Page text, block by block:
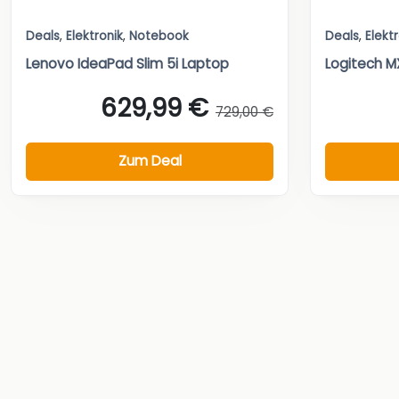
Deals, Elektronik, Notebook
Lenovo IdeaPad Slim 5i Laptop
629,99 € 729,00 €
Zum Deal
Deals,
Logitech